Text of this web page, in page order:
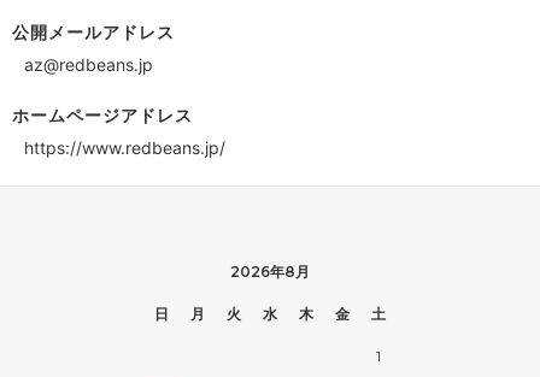
公開メールアドレス
az@redbeans.jp
ホームページアドレス
https://www.redbeans.jp/
2026年8月
日 月 火 水 木 金 土
1